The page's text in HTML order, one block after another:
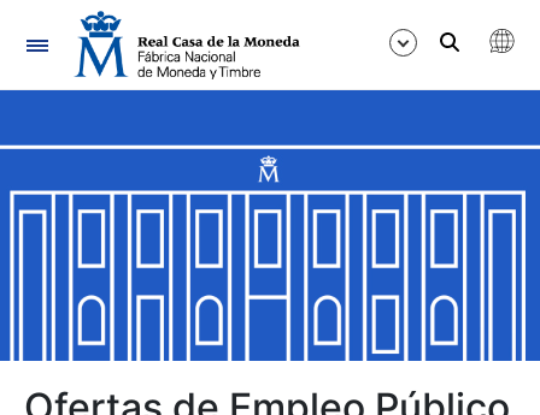
Navegación
Mostrar/Ocultar
Mostrar/Ocultar
Mostrar/Ocultar